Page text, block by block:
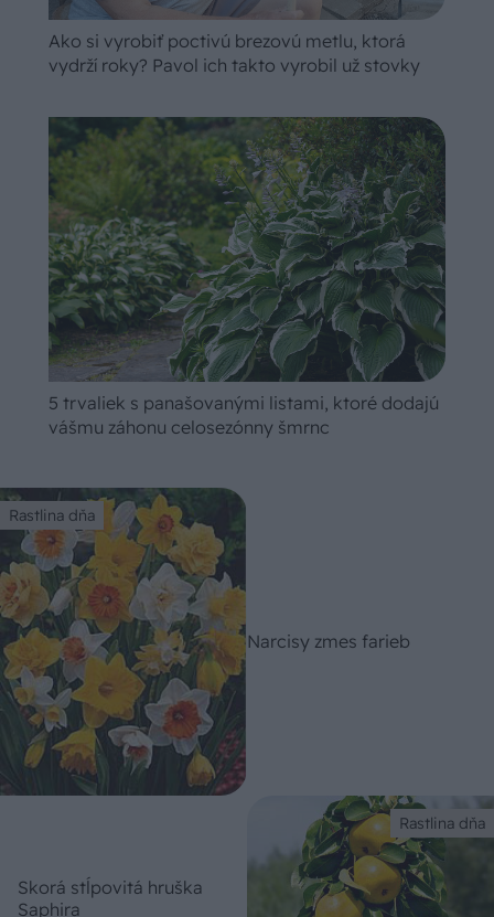
Ako si vyrobiť poctivú brezovú metlu, ktorá
vydrží roky? Pavol ich takto vyrobil už stovky
5 trvaliek s panašovanými listami, ktoré dodajú
vášmu záhonu celosezónny šmrnc
Rastlina dňa
Narcisy zmes farieb
Rastlina dňa
Skorá stĺpovitá hruška
Saphira